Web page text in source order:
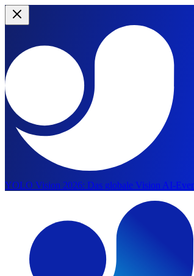
YOLO Vision 2026: Das globale Vision AI-